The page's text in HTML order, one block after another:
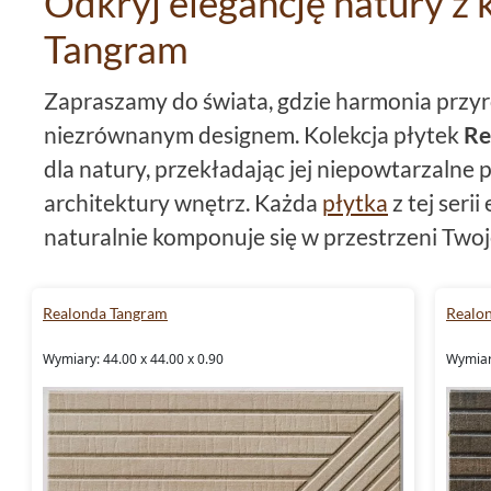
Tangram
Zapraszamy do świata, gdzie harmonia
niezrównanym designem. Kolekcja płytek
dla natury, przekładając jej niepowtarzalne
architektury wnętrz. Każda płytka z tej serii
naturalnie komponuje się w przestrzeni
równieżna zewnątrz. Zostały one
długowieczność oraz odporność na trudy
Wykończeniematowenie tylko pięknie
Realonda Tangram
Wymiary: 44.00 x 44.00 x 0.90